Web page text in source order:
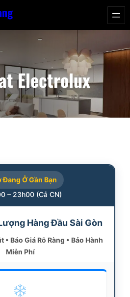
Electrolux
Đang Ở Gần Bạn
– 23h00 (Cả CN)
Hàng Đầu Sài Gòn
Báo Giá Rõ Ràng • Bảo Hành
Miễn Phí